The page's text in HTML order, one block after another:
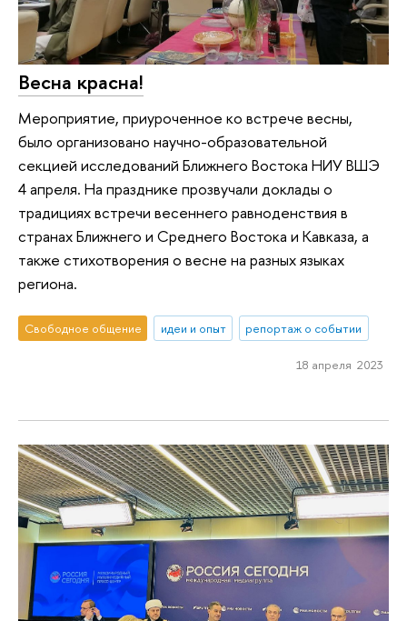
Весна красна!
Мероприятие, приуроченное ко встрече весны,
было организовано научно-образовательной
секцией исследований Ближнего Востока НИУ ВШЭ
4 апреля. На празднике прозвучали доклады о
традициях встречи весеннего равноденствия в
странах Ближнего и Среднего Востока и Кавказа, а
также стихотворения о весне на разных языках
региона.
Свободное общение идеи и опыт репортаж о событии
18 апреля 2023